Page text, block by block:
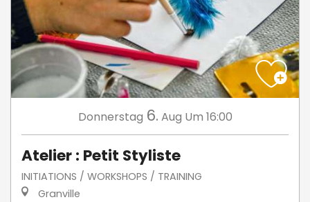
Donnerstag 6. Aug Um 16:00
Atelier : Petit Styliste
INITIATIONS / WORKSHOPS / TRAINING
Granville